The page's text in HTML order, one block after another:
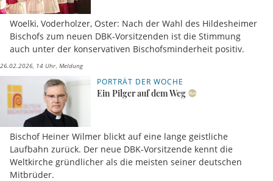
Woelki, Voderholzer, Oster: Nach der Wahl des Hildesheimer
Bischofs zum neuen DBK-Vorsitzenden ist die Stimmung
auch unter der konservativen Bischofsminderheit positiv.
26.02.2026, 14 Uhr Meldung
PORTRÄT DER WOCHE
Ein Pilger auf dem Weg
Bischof Heiner Wilmer blickt auf eine lange geistliche
Laufbahn zurück. Der neue DBK-Vorsitzende kennt die
Weltkirche gründlicher als die meisten seiner deutschen
Mitbrüder.